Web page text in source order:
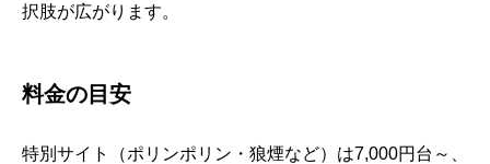
択肢が広がります。
料金の目安
特別サイト（ポリンポリン・狼煙など）は7,000円台～、